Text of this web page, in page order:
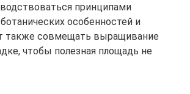
принципами
особенностей и
также совмещать выращивание
чтобы полезная площадь не